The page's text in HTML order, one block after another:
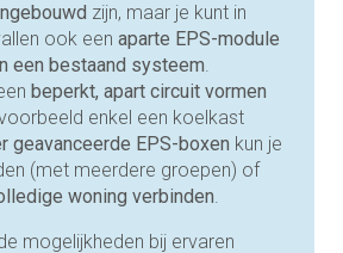
zijn, maar je kunt in
ook een aparte EPS-module
een bestaand systeem.
beperkt, apart circuit vormen
enkel een koelkast
geavanceerde EPS-boxen kun je
(met meerdere groepen) of
woning verbinden.
mogelijkheden bij ervaren